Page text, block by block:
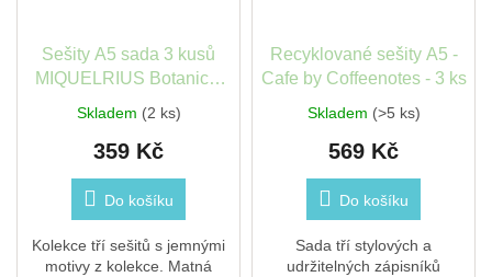
Sešity A5 sada 3 kusů
MIQUELRIUS Botanical
Skladem (2 ks)
359 Kč
Do košíku
Kolekce tří sešitů s jemnými
motivy z kolekce. Matná
Recyklované sešity A5 -
Cafe by Coffeenotes - 3 ks
Skladem (>5 ks)
569 Kč
Do košíku
Sada tří stylových a
udržitelných zápisníků